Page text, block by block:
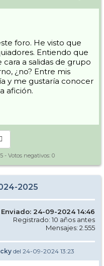
foro. He visto que
Entiendo que
a salidas de grupo
¿no? Entre mis
y me gustaría conocer
afición.
5 - Votos negativos: 0
2025
Enviado: 24-09-2024 14:46
Registrado: 10 años antes
Mensajes: 2.555
del 24-09-2024 13:23